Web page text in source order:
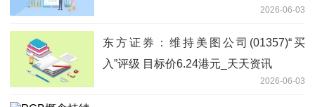
2026-06-03
东方证券：维持美图公司(01357)“买
入”评级 目标价6.24港元_天天资讯
2026-06-03